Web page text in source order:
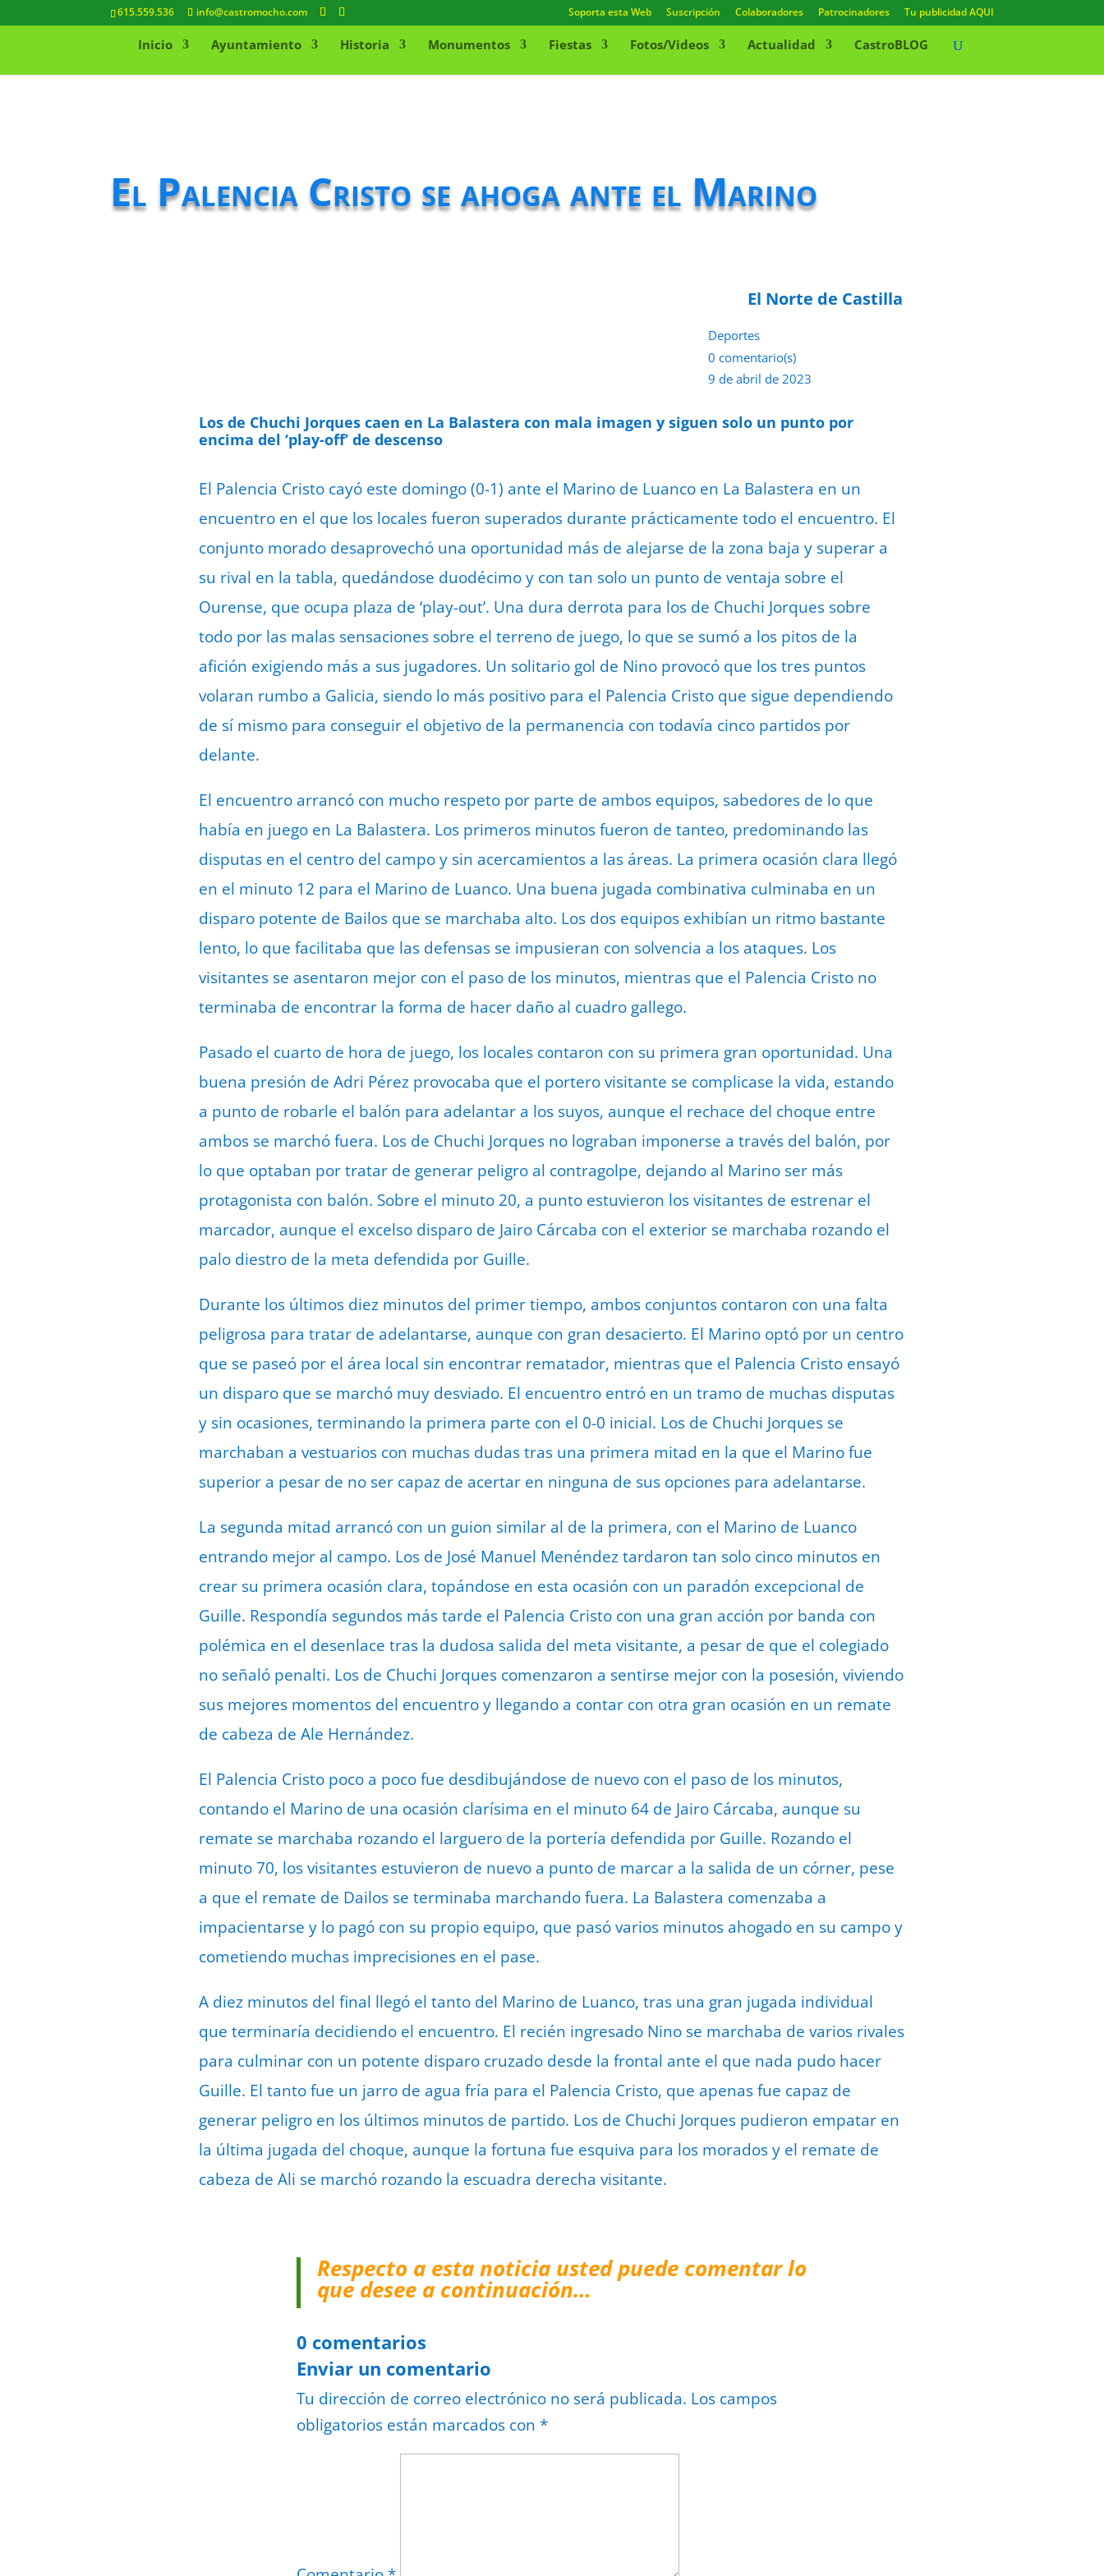
615.559.536 info@castromocho.com Soporta esta Web Suscripción Colaboradores Patrocinadores Tu publicidad AQUI
Inicio Ayuntamiento Historia Monumentos Fiestas Fotos/Videos Actualidad CastroBLOG
El Palencia Cristo se ahoga ante el Marino
El Norte de Castilla
Deportes
0 comentario(s)
9 de abril de 2023
Los de Chuchi Jorques caen en La Balastera con mala imagen y siguen solo un punto por
encima del ‘play-off’ de descenso
El Palencia Cristo cayó este domingo (0-1) ante el Marino de Luanco en La Balastera en un
encuentro en el que los locales fueron superados durante prácticamente todo el encuentro. El
conjunto morado desaprovechó una oportunidad más de alejarse de la zona baja y superar a
su rival en la tabla, quedándose duodécimo y con tan solo un punto de ventaja sobre el
Ourense, que ocupa plaza de ‘play-out’. Una dura derrota para los de Chuchi Jorques sobre
todo por las malas sensaciones sobre el terreno de juego, lo que se sumó a los pitos de la
afición exigiendo más a sus jugadores. Un solitario gol de Nino provocó que los tres puntos
volaran rumbo a Galicia, siendo lo más positivo para el Palencia Cristo que sigue dependiendo
de sí mismo para conseguir el objetivo de la permanencia con todavía cinco partidos por
delante.
El encuentro arrancó con mucho respeto por parte de ambos equipos, sabedores de lo que
había en juego en La Balastera. Los primeros minutos fueron de tanteo, predominando las
disputas en el centro del campo y sin acercamientos a las áreas. La primera ocasión clara llegó
en el minuto 12 para el Marino de Luanco. Una buena jugada combinativa culminaba en un
disparo potente de Bailos que se marchaba alto. Los dos equipos exhibían un ritmo bastante
lento, lo que facilitaba que las defensas se impusieran con solvencia a los ataques. Los
visitantes se asentaron mejor con el paso de los minutos, mientras que el Palencia Cristo no
terminaba de encontrar la forma de hacer daño al cuadro gallego.
Pasado el cuarto de hora de juego, los locales contaron con su primera gran oportunidad. Una
buena presión de Adri Pérez provocaba que el portero visitante se complicase la vida, estando
a punto de robarle el balón para adelantar a los suyos, aunque el rechace del choque entre
ambos se marchó fuera. Los de Chuchi Jorques no lograban imponerse a través del balón, por
lo que optaban por tratar de generar peligro al contragolpe, dejando al Marino ser más
protagonista con balón. Sobre el minuto 20, a punto estuvieron los visitantes de estrenar el
marcador, aunque el excelso disparo de Jairo Cárcaba con el exterior se marchaba rozando el
palo diestro de la meta defendida por Guille.
Durante los últimos diez minutos del primer tiempo, ambos conjuntos contaron con una falta
peligrosa para tratar de adelantarse, aunque con gran desacierto. El Marino optó por un centro
que se paseó por el área local sin encontrar rematador, mientras que el Palencia Cristo ensayó
un disparo que se marchó muy desviado. El encuentro entró en un tramo de muchas disputas
y sin ocasiones, terminando la primera parte con el 0-0 inicial. Los de Chuchi Jorques se
marchaban a vestuarios con muchas dudas tras una primera mitad en la que el Marino fue
superior a pesar de no ser capaz de acertar en ninguna de sus opciones para adelantarse.
La segunda mitad arrancó con un guion similar al de la primera, con el Marino de Luanco
entrando mejor al campo. Los de José Manuel Menéndez tardaron tan solo cinco minutos en
crear su primera ocasión clara, topándose en esta ocasión con un paradón excepcional de
Guille. Respondía segundos más tarde el Palencia Cristo con una gran acción por banda con
polémica en el desenlace tras la dudosa salida del meta visitante, a pesar de que el colegiado
no señaló penalti. Los de Chuchi Jorques comenzaron a sentirse mejor con la posesión, viviendo
sus mejores momentos del encuentro y llegando a contar con otra gran ocasión en un remate
de cabeza de Ale Hernández.
El Palencia Cristo poco a poco fue desdibujándose de nuevo con el paso de los minutos,
contando el Marino de una ocasión clarísima en el minuto 64 de Jairo Cárcaba, aunque su
remate se marchaba rozando el larguero de la portería defendida por Guille. Rozando el
minuto 70, los visitantes estuvieron de nuevo a punto de marcar a la salida de un córner, pese
a que el remate de Dailos se terminaba marchando fuera. La Balastera comenzaba a
impacientarse y lo pagó con su propio equipo, que pasó varios minutos ahogado en su campo y
cometiendo muchas imprecisiones en el pase.
A diez minutos del final llegó el tanto del Marino de Luanco, tras una gran jugada individual
que terminaría decidiendo el encuentro. El recién ingresado Nino se marchaba de varios rivales
para culminar con un potente disparo cruzado desde la frontal ante el que nada pudo hacer
Guille. El tanto fue un jarro de agua fría para el Palencia Cristo, que apenas fue capaz de
generar peligro en los últimos minutos de partido. Los de Chuchi Jorques pudieron empatar en
la última jugada del choque, aunque la fortuna fue esquiva para los morados y el remate de
cabeza de Ali se marchó rozando la escuadra derecha visitante.
Respecto a esta noticia usted puede comentar lo
que desee a continuación…
0 comentarios
Enviar un comentario
Tu dirección de correo electrónico no será publicada. Los campos
obligatorios están marcados con *